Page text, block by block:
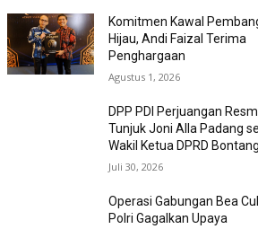
Komitmen Kawal
Hijau, Andi Faizal Terima
Penghargaan
Agustus 1, 2026
DPP PDI Perjuangan
Tunjuk Joni Alla Padang
Wakil Ketua DPRD Bontang
Juli 30, 2026
Operasi Gabungan Bea
Polri Gagalkan Upaya